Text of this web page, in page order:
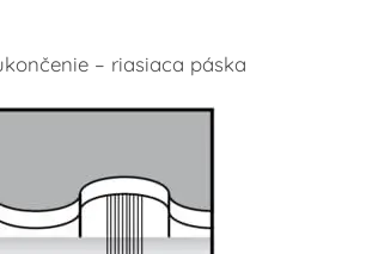
– riasiaca páska